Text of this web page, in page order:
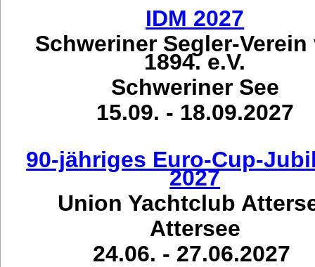
IDM 2027
Schweriner Segler-Verein
1894. e.V.
Schweriner See
15.09. - 18.09.2027
90-jähriges Euro-Cup-
2027
Union Yachtclub
Attersee
24.06. - 27.06.2027